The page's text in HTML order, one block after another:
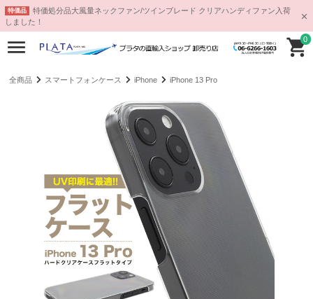
特価品
特価処分品大風量ネックファン/ツインブレード クリアハンディファン入荷
しました！
0
全商品 スマートフォンケース iPhone iPhone 13 Pro